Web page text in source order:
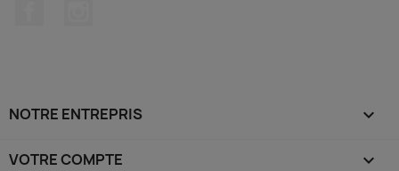
NOTRE ENTREPRIS 
VOTRE COMPTE 